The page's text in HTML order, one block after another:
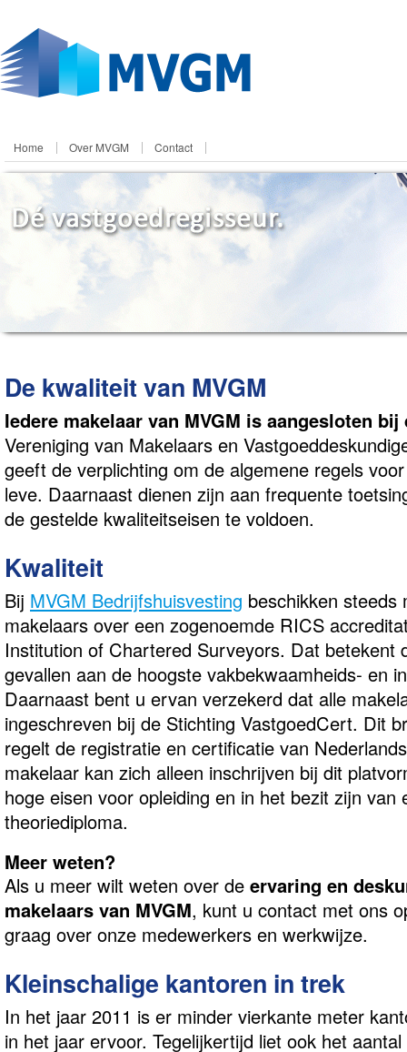
De kwaliteit van MVGM
Iedere makelaar van MVGM is aangesloten bij
Vereniging van Makelaars en
geeft de verplichting om de algemene regels
leve. Daarnaast dienen zijn aan frequente
de gestelde kwaliteitseisen te voldoen.
Kwaliteit
Bij MVGM Bedrijfshuisvesting beschikken steeds
makelaars over een zogenoemde RICS
Institution of Chartered Surveyors. Dat betekent
gevallen aan de hoogste vakbekwaamheids- en
Daarnaast bent u ervan verzekerd dat alle
ingeschreven bij de Stichting VastgoedCert. Dit
regelt de registratie en certificatie van
makelaar kan zich alleen inschrijven bij dit
hoge eisen voor opleiding en in het bezit zijn van
theoriediploma.
Meer weten?
Als u meer wilt weten over de ervaring en
makelaars van MVGM, kunt u contact met ons
graag over onze medewerkers en werkwijze.
Kleinschalige kantoren in trek
In het jaar 2011 is er minder vierkante meter
in het jaar ervoor. Tegelijkertijd liet ook het
Home Over MVGM Contact